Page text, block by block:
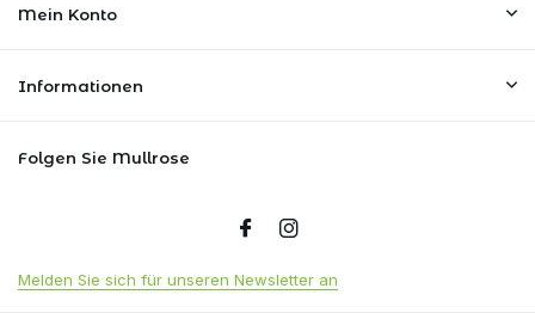
Mein Konto
Informationen
Folgen Sie Mullrose
Melden Sie sich für unseren Newsletter an